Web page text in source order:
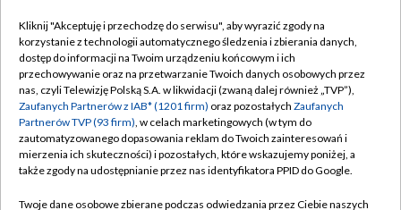
TVP
Abonament TVP
Emisja w TVP
Centrum informacji TVP
Naziemna Telewizja Cyfrowa
Regulamin TVP
Polityka prywatności
Moje zgody
Pomoc
Kliknij "Akceptuję i przechodzę do serwisu", aby wyrazić zgody na
korzystanie z technologii automatycznego śledzenia i zbierania danych,
dostęp do informacji na Twoim urządzeniu końcowym i ich
przechowywanie oraz na przetwarzanie Twoich danych osobowych przez
nas, czyli Telewizję Polską S.A. w likwidacji (zwaną dalej również „TVP”),
Zaufanych Partnerów z IAB* (1201 firm) oraz pozostałych Zaufanych
Partnerów TVP (93 firm), w celach marketingowych (w tym do
zautomatyzowanego dopasowania reklam do Twoich zainteresowań i
mierzenia ich skuteczności) i pozostałych, które wskazujemy poniżej, a
także zgody na udostępnianie przez nas identyfikatora PPID do Google.
Twoje dane osobowe zbierane podczas odwiedzania przez Ciebie naszych